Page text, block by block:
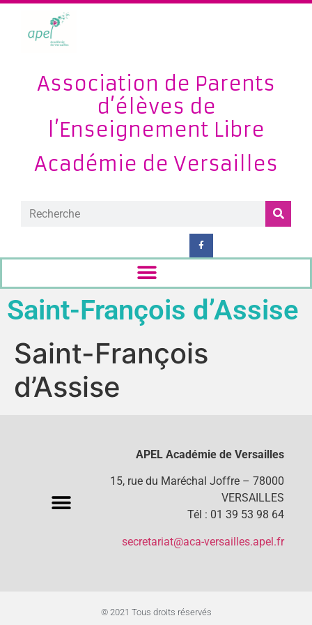
Association de Parents
d’élèves de
l’Enseignement Libre
Académie de Versailles
Saint-François d’Assise
Saint-François
d’Assise
APEL Académie de Versailles
15, rue du Maréchal Joffre – 78000
VERSAILLES
Tél : 01 39 53 98 64
secretariat@aca-versailles.apel.fr
© 2021 Tous droits réservés